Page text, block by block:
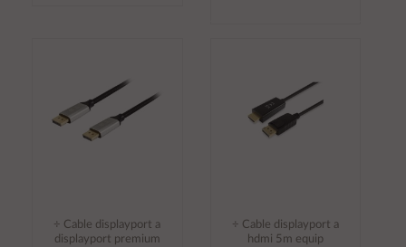
÷ Cable displayport a
displayport premium
÷ Cable displayport a
hdmi 5m equip